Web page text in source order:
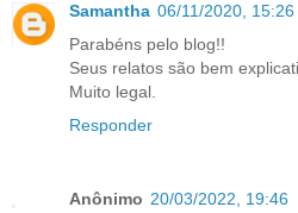
Samantha 06/11/2020, 15:26
Parabéns pelo blog!!
Seus relatos são bem
Muito legal.
Responder
Anônimo 20/03/2022, 19:46